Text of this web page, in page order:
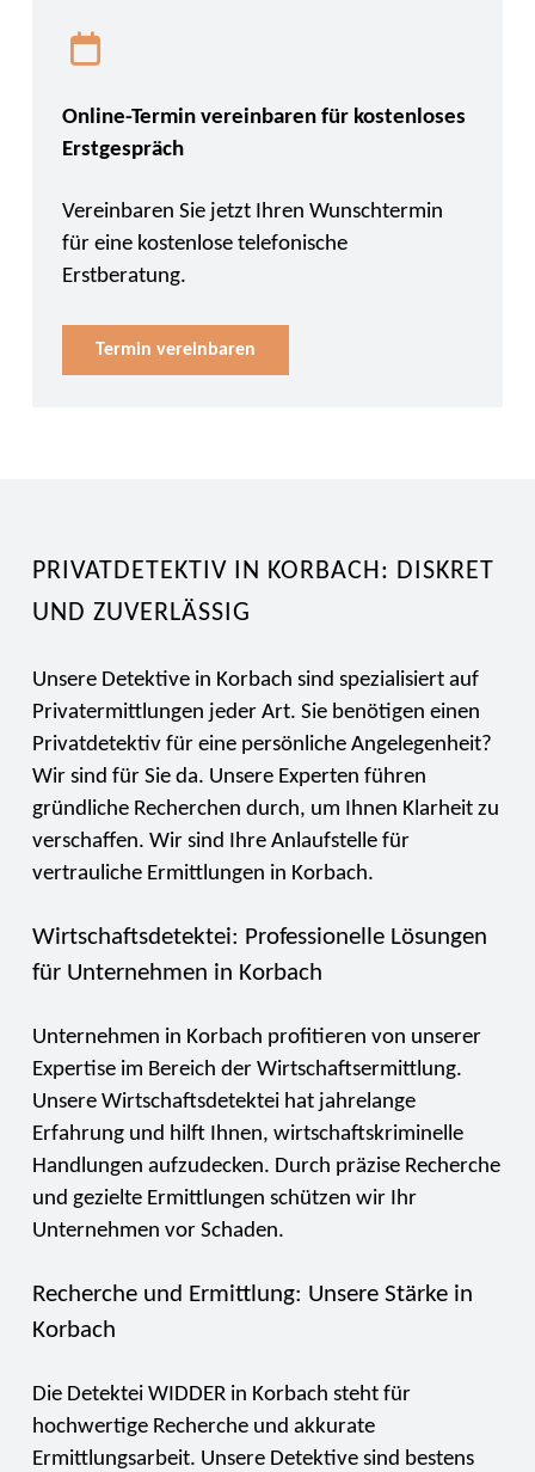
Online-Termin vereinbaren für kostenloses
Erstgespräch
Vereinbaren Sie jetzt Ihren Wunschtermin
für eine kostenlose telefonische
Erstberatung.
Termin vereinbaren
PRIVATDETEKTIV IN KORBACH: DISKRET
UND ZUVERLÄSSIG
Unsere Detektive in Korbach sind spezialisiert auf
Privatermittlungen jeder Art. Sie benötigen einen
Privatdetektiv für eine persönliche Angelegenheit?
Wir sind für Sie da. Unsere Experten führen
gründliche Recherchen durch, um Ihnen Klarheit zu
verschaffen. Wir sind Ihre Anlaufstelle für
vertrauliche Ermittlungen in Korbach.
Wirtschaftsdetektei: Professionelle Lösungen
für Unternehmen in Korbach
Unternehmen in Korbach profitieren von unserer
Expertise im Bereich der Wirtschaftsermittlung.
Unsere Wirtschaftsdetektei hat jahrelange
Erfahrung und hilft Ihnen, wirtschaftskriminelle
Handlungen aufzudecken. Durch präzise Recherche
und gezielte Ermittlungen schützen wir Ihr
Unternehmen vor Schaden.
Recherche und Ermittlung: Unsere Stärke in
Korbach
Die Detektei WIDDER in Korbach steht für
hochwertige Recherche und akkurate
Ermittlungsarbeit. Unsere Detektive sind bestens